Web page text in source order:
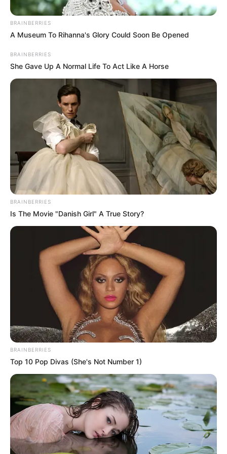
Friss hírek
Curtis egy teljesen új, eddig
soha nem hallott dalt adott elő,
amelyet édesapja emlékére írt
bySzerző • November 5, 2025
BRAINBERRIES
A Museum To Rihanna's Glory Could Soon Be Opened
BRAINBERRIES
She Gave Up A Normal Life To Act Like A Horse
BRAINBERRIES
Is The Movie "Danish Girl" A True Story?
BRAINBERRIES
Top 10 Pop Divas (She's Not Number 1)